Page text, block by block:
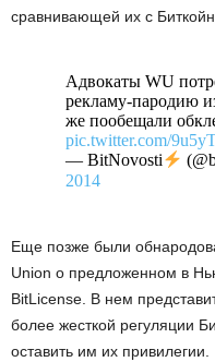
сравнивающей их с
Адвокаты WU
рекламу-пародию
же пообещали
pic.twitter.com/
— BitNovosti
2014
Еще позже были
Union о предложенном в
BitLicense. В нем
более жесткой регуляции
оставить им их привилегии.